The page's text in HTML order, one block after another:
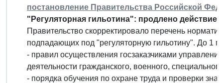
постановление Правительства Российской
"Регуляторная гильотина": продлено действие
Правительство скорректировало перечень
подпадающих под "регуляторную гильотину". До 1
- правил осуществления госзаказчиками
деятельности гражданского, военного,
- порядка обучения по охране труда и проверки